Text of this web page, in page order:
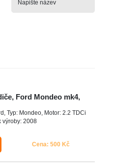
Ford Mondeo mk4,
Typ: Mondeo, Motor: 2.2 TDCi
výroby: 2008
Cena: 500 Kč